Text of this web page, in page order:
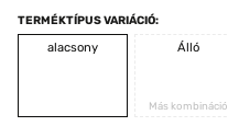
TERMÉKTÍPUS VARIÁCIÓ:
alacsony
Álló
Más kombináció